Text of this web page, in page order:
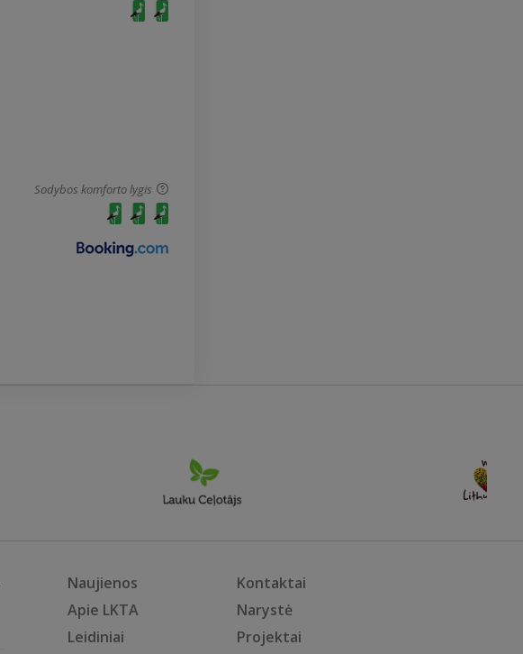
Sodybos komforto lygis
Naujienos
Kontaktai
Apie LKTA
Narystė
Leidiniai
Projektai